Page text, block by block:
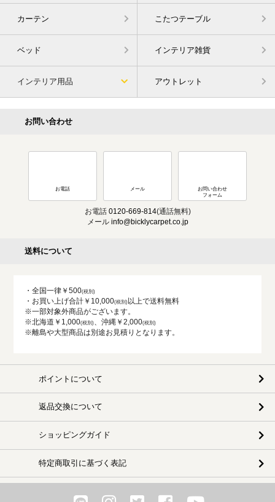
カーテン こたつテーブル
ベッド インテリア雑貨
インテリア用品 アウトレット
お問い合わせ
お電話 メール
お問い合わせ
フォーム
お電話 0120-669-814(通話無料)
メール info@bicklycarpet.co.jp
送料について
・全国一律￥500
・お買い上げ合計￥10,000
以上で送料無料
※一部対象外商品がございます。
※北海道￥1,000
、沖縄￥2,000
※離島や大型商品は別途お見積りとなります。
ポイントについて
返品交換について
ショッピングガイド
特定商取引に基づく表記